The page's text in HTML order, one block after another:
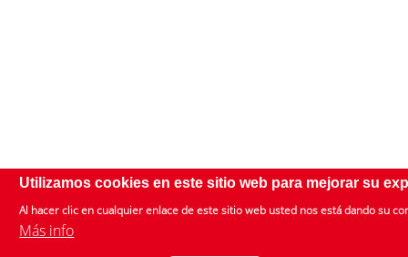
Utilizamos cookies en este sitio web para mejorar su
Al hacer clic en cualquier enlace de este sitio web usted nos está dando su
Más info